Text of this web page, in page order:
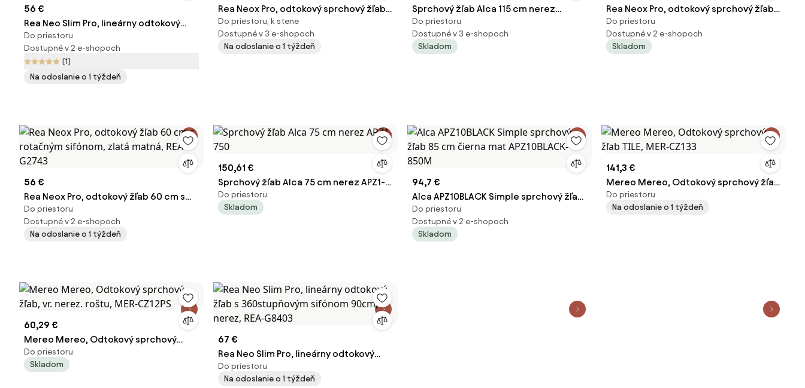
56 €
Rea Neo Slim Pro, lineárny odtokový
žľab s 360stupňovým sifónom 70cm,
nerez, REA-G8401
Do priestoru
Dostupné v 2 e-shopoch
(1)
Na odoslanie o 1 týždeň
Rea Neox Pro, odtokový sprchový žľab
60 cm, brúsená oceľ, REA-G5807
Do priestoru, k stene
Dostupné v 3 e-shopoch
Na odoslanie o 1 týždeň
Sprchový žľab Alca 115 cm nerez
APZ101-1150
Do priestoru
Dostupné v 3 e-shopoch
Skladom
Rea Neox Pro, odtokový sprchový žľab
60cm, zlatá matná, REA-G2701
Do priestoru
Dostupné v 2 e-shopoch
Skladom
56 €
Rea Neox Pro, odtokový žľab 60 cm s
rotačným sifónom, zlatá matná, REA-
G2743
Do priestoru
Dostupné v 2 e-shopoch
Na odoslanie o 1 týždeň
150,61 €
Sprchový žľab Alca 75 cm nerez APZ1-
750
Do priestoru
Skladom
94,7 €
Alca APZ10BLACK Simple sprchový žľab
85 cm čierna mat APZ10BLACK-850M
Do priestoru
Dostupné v 2 e-shopoch
Skladom
141,3 €
Mereo Mereo, Odtokový sprchový žľab
TILE, MER-CZ133
Do priestoru
Na odoslanie o 1 týždeň
60,29 €
Mereo Mereo, Odtokový sprchový
žľab, vr. nerez. roštu, MER-CZ12PS
Do priestoru
Skladom
67 €
Rea Neo Slim Pro, lineárny odtokový
žľab s 360stupňovým sifónom 90cm,
nerez, REA-G8403
Do priestoru
Na odoslanie o 1 týždeň